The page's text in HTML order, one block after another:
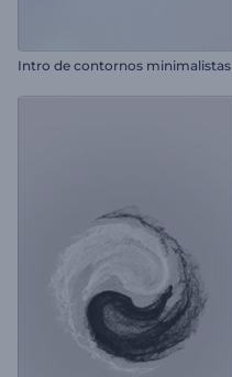
Intro de contornos minimalistas